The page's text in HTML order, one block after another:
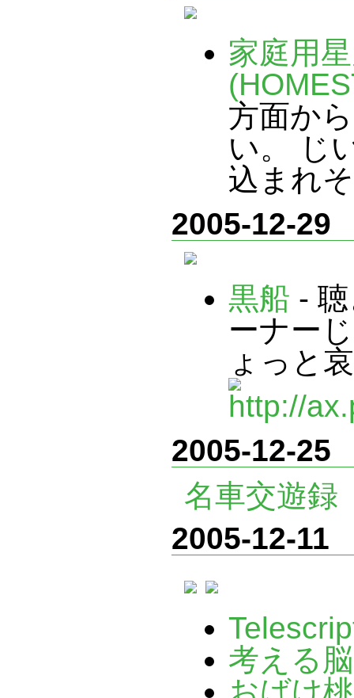
家庭用
方面か
い。 じ
込まれ
2005-12-29
黒船 -
ーナー
ょっと
2005-12-25
名車交遊録
2005-12-11
考える